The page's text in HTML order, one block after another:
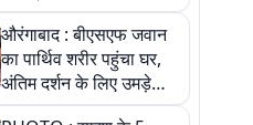
नए स्टेडियम की पूरी कहानी
औरंगाबाद : बीएसएफ जवान
का पार्थिव शरीर पहुंचा घर,
अंतिम दर्शन के लिए उमड़े
लोग